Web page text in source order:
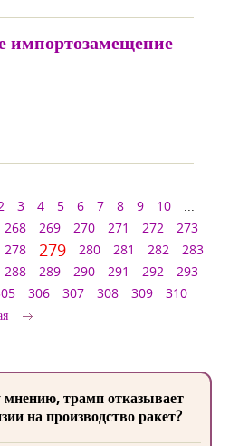
импортозамещение
3 4 5 6 7 8 9 10
...
268 269 270 271 272
273
278 279 280 281 282
283
288 289 290 291 292
293
306 307 308 309
310
трамп отказывает
на производство ракет?